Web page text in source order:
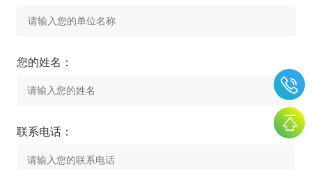
您的姓名：
联系电话：